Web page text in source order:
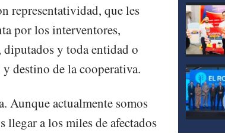
representatividad, que les
por los interventores,
y toda entidad o
destino de la cooperativa.
Aunque actualmente somos
llegar a los miles de afectados